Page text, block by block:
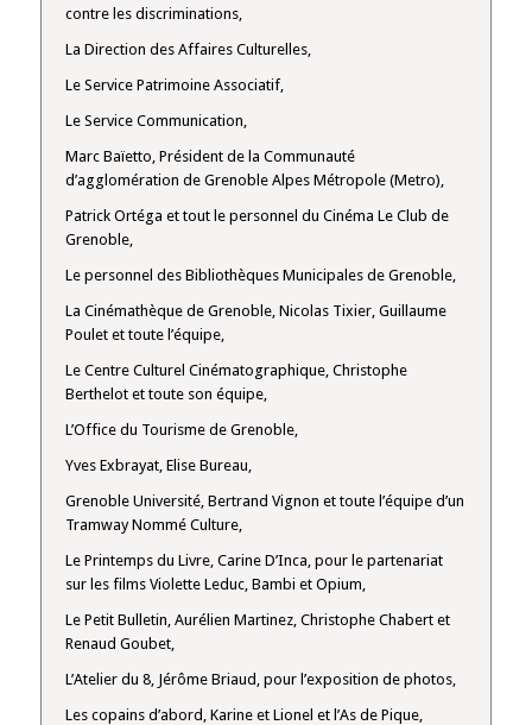
contre les discriminations,
La Direction des Affaires Culturelles,
Le Service Patrimoine Associatif,
Le Service Communication,
Marc Baïetto, Président de la Communauté
d’agglomération de Grenoble Alpes Métropole (Metro),
Patrick Ortéga et tout le personnel du Cinéma Le Club de
Grenoble,
Le personnel des Bibliothèques Municipales de Grenoble,
La Cinémathèque de Grenoble, Nicolas Tixier, Guillaume
Poulet et toute l’équipe,
Le Centre Culturel Cinématographique, Christophe
Berthelot et toute son équipe,
L’Office du Tourisme de Grenoble,
Yves Exbrayat, Elise Bureau,
Grenoble Université, Bertrand Vignon et toute l’équipe d’un
Tramway Nommé Culture,
Le Printemps du Livre, Carine D’Inca, pour le partenariat
sur les films Violette Leduc, Bambi et Opium,
Le Petit Bulletin, Aurélien Martinez, Christophe Chabert et
Renaud Goubet,
L’Atelier du 8, Jérôme Briaud, pour l’exposition de photos,
Les copains d’abord, Karine et Lionel et l’As de Pique,